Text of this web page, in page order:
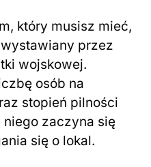
który musisz mieć,
wystawiany przez
wojskowej.
osób na
stopień pilności
niego zaczyna się
się o lokal.